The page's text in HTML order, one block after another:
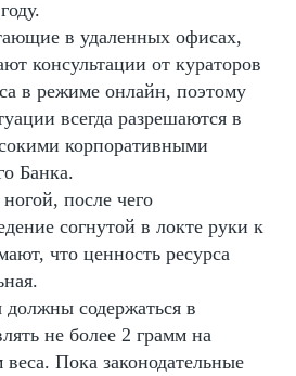
в удаленных офисах,
консультации от кураторов
в режиме онлайн, поэтому
всегда разрешаются в
корпоративными
Банка.
после чего
согнутой в локте руки к
что ценность ресурса
содержаться в
не более 2 грамм на
Пока законодательные